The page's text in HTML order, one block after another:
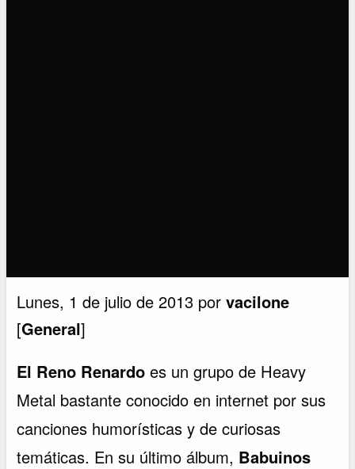
Lunes, 1 de julio de 2013 porvacilone
[General]
El Reno Renardo es un grupo de Heavy
Metal bastante conocido en internet por sus
canciones humorísticas y de curiosas
temáticas. En su último álbum, Babuinos